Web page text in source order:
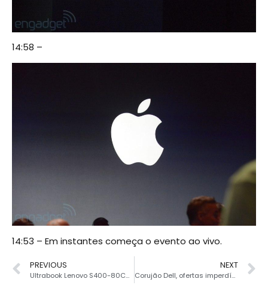
14:58 –
14:53 – Em instantes começa o evento ao vivo.
PREVIOUS
Ultrabook Lenovo S400-80C0000-1BR
NEXT
Corujão Dell, ofertas imperdíveis